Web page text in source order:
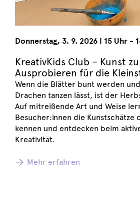
Donnerstag, 3. 9. 2026 15 Uhr -
KreativKids Club – Kunst
Ausprobieren für die
Wenn die Blätter bunt werden
Drachen tanzen lässt, ist der
Auf mitreißende Art und Weise
Besucher:innen die Kunstschätze
kennen und entdecken beim
Kreativität.
Mehr erfahren